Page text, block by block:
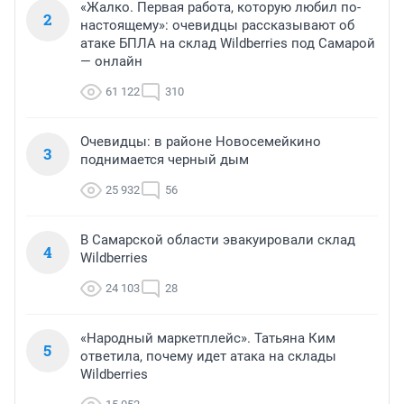
2
«Жалко. Первая работа, которую любил по-
настоящему»: очевидцы рассказывают об
атаке БПЛА на склад Wildberries под Самарой
— онлайн
61 122 310
3
Очевидцы: в районе Новосемейкино
поднимается черный дым
25 932 56
4
В Самарской области эвакуировали склад
Wildberries
24 103 28
5
«Народный маркетплейс». Татьяна Ким
ответила, почему идет атака на склады
Wildberries